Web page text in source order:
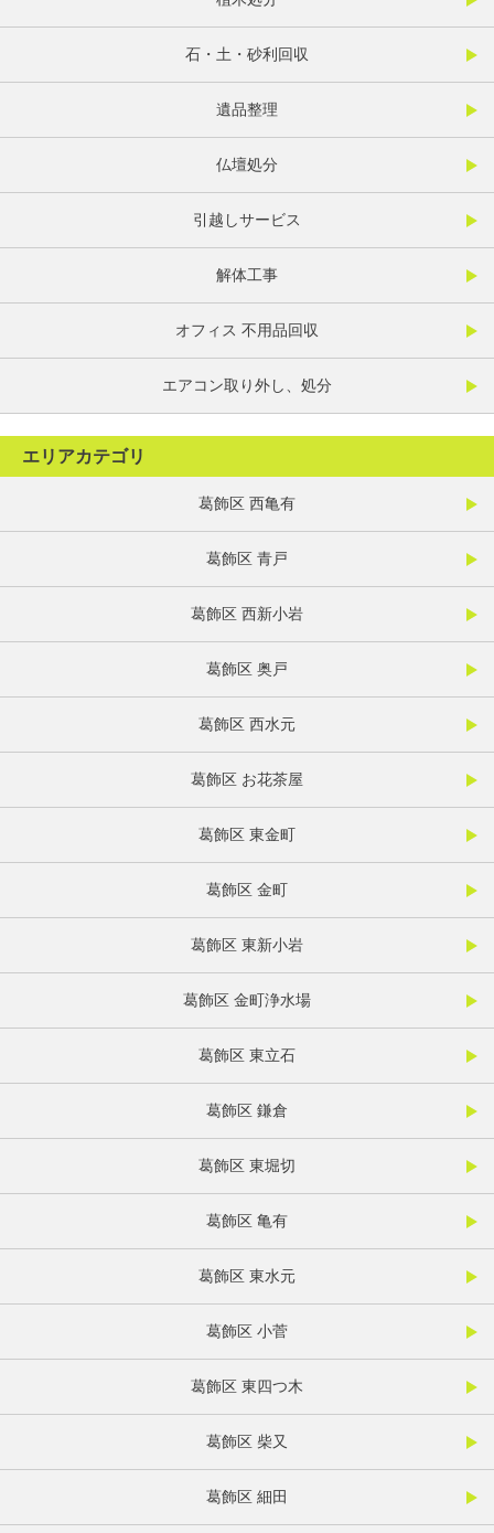
石・土・砂利回収
遺品整理
仏壇処分
引越しサービス
解体工事
オフィス 不用品回収
エアコン取り外し、処分
エリアカテゴリ
葛飾区 西亀有
葛飾区 青戸
葛飾区 西新小岩
葛飾区 奥戸
葛飾区 西水元
葛飾区 お花茶屋
葛飾区 東金町
葛飾区 金町
葛飾区 東新小岩
葛飾区 金町浄水場
葛飾区 東立石
葛飾区 鎌倉
葛飾区 東堀切
葛飾区 亀有
葛飾区 東水元
葛飾区 小菅
葛飾区 東四つ木
葛飾区 柴又
葛飾区 細田